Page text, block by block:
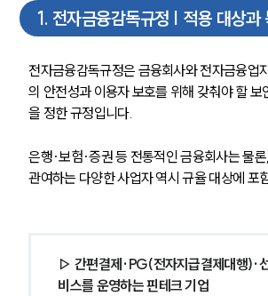
1. 전자금융감독규정 | 적용 대상과
전자금융감독규정은 금융회사와 전자금융업
의 안전성과 이용자 보호를 위해 갖춰야 할 보
을 정한 규정입니다.
은행·보험·증권 등 전통적인 금융회사는 물
관여하는 다양한 사업자 역시 규율 대상에 포
▷ 간편결제·PG(전자지급결제대행)·
비스를 운영하는 핀테크 기업